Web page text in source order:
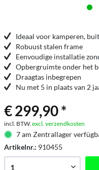
Ideaal voor kamperen,
Robuust stalen frame
Eenvoudige installatie
Opbergruimte onder het
Draagtas inbegrepen
Nu met 5 in plaats van 2
€ 299,90 *
incl. BTW. excl. verzendkosten
7 am Zentrallager
Artikelnr.: 910455